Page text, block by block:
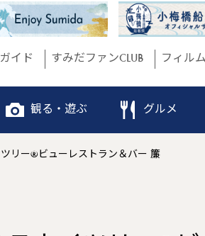
イド すみだファンCLUB フィル
観る・遊ぶ グルメ
リー®ビューレストラン＆バー 簾